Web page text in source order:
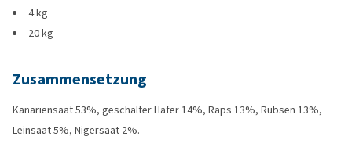
4 kg
20 kg
Zusammensetzung
Kanariensaat 53%, geschälter Hafer 14%, Raps 13%, Rübsen 13%,
Leinsaat 5%, Nigersaat 2%.